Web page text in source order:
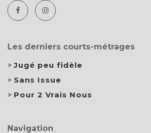
Les derniers courts-métrages
Jugé peu fidèle
Sans Issue
Pour 2 Vrais Nous
Navigation